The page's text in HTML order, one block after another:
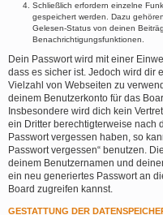
Schließlich erfordern einzelne
gespeichert werden. Dazu
Gelesen-Status von deinen
Benachrichtigungsfunktionen.
Dein Passwort wird mit einer
dass es sicher ist. Jedoch wird dir
Vielzahl von Webseiten zu
deinem Benutzerkonto für das
Insbesondere wird dich kein
ein Dritter berechtigterweise nach
Passwort vergessen haben, so
Passwort vergessen“ benutzen.
deinem Benutzernamen und
ein neu generiertes Passwort an
Board zugreifen kannst.
GESTATTUNG DER